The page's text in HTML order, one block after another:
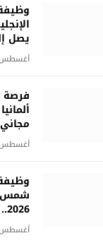
يصل إلى 23,877
أغسطس 6,
فرصة
أغسطس 3,
شمس
2026.. فرصة مميزة بدون خبرة
أغسطس 1,